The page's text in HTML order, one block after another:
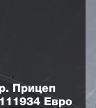
Прицеп
Евро